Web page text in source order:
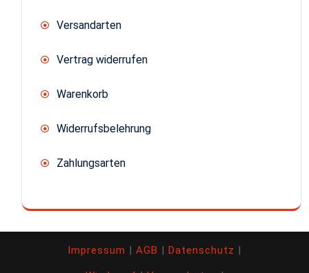
Versandarten
Vertrag widerrufen
Warenkorb
Widerrufsbelehrung
Zahlungsarten
Impressum | AGB | Datenschutz |